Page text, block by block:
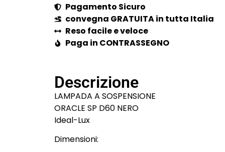
Pagamento Sicuro
convegna GRATUITA in tutta Italia
Reso facile e veloce
Paga in CONTRASSEGNO
Descrizione
LAMPADA A SOSPENSIONE
ORACLE SP D60 NERO
Ideal-Lux
Dimensioni: